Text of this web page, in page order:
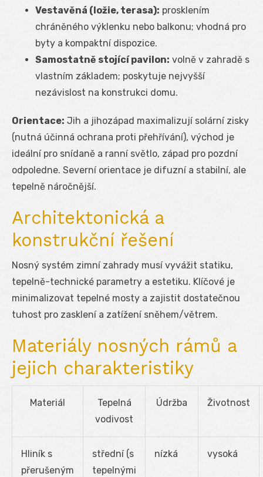
Vestavěná (ložie, terasa): prosklením
chráněného výklenku nebo balkonu; vhodná pro
byty a kompaktní dispozice.
Samostatně stojící pavilon: volně v zahradě s
vlastním základem; poskytuje nejvyšší
nezávislost na konstrukci domu.
Orientace: Jih a jihozápad maximalizují solární zisky
(nutná účinná ochrana proti přehřívání), východ je
ideální pro snídaně a ranní světlo, západ pro pozdní
odpoledne. Severní orientace je difuzní a stabilní, ale
tepelně náročnější.
Architektonická a
konstrukční řešení
Nosný systém zimní zahrady musí vyvážit statiku,
tepelně-technické parametry a estetiku. Klíčové je
minimalizovat tepelné mosty a zajistit dostatečnou
tuhost pro zasklení a zatížení sněhem/větrem.
Materiály nosných rámů a
jejich charakteristiky
Materiál
Tepelná
vodivost
Údržba Životnost
Hliník s
přerušeným
střední (s
tepelnými
nízká vysoká